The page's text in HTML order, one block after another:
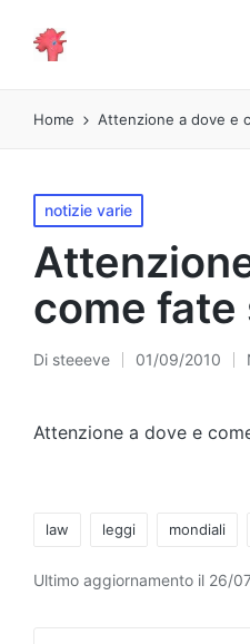
Home Attenzione a dove e
Pubblicato
in
notizie varie
come
Pubblicato
Di steeeve 01/09/2010
Attenzione a dove e
law leggi mondiali
Ultimo aggiornamento il 26/